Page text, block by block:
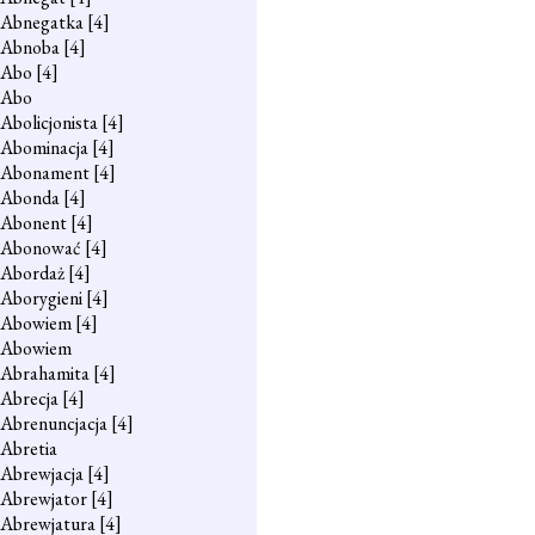
Abnegatka[4]
Abnoba[4]
Abo [4]
Abo
Abolicjonista[4]
Abominacja[4]
Abonament[4]
Abonda[4]
Abonent[4]
Abonować [4]
Abordaż[4]
Aborygieni[4]
Abowiem[4]
Abowiem
Abrahamita[4]
Abrecja[4]
Abrenuncjacja[4]
Abretia
Abrewjacja[4]
Abrewjator[4]
Abrewjatura[4]